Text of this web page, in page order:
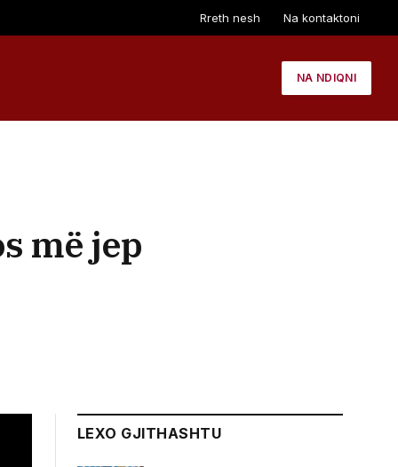
Rreth nesh Na kontaktoni
NA NDIQNI
më jep
LEXO GJITHASHTU